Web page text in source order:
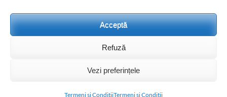
Acceptă
Refuză
Vezi preferințele
Termeni si ConditiiTermeni si Conditii
Liceul Agricol "Dimitrie Cantemir" Huși 2023 - Powerd by
Propulsată deWordPress. Termeni si Conditii